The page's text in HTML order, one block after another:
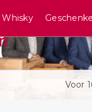
Voor
Whisky